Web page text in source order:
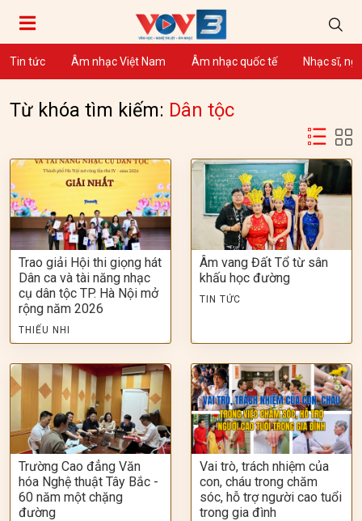
Tin tức Âm nhạc Việt Nam Âm nhạc quốc tế Nhạc sĩ,
Từ khóa tìm kiếm: Dân tộc
Trao giải Hội thi giọng hát
Dân ca và tài năng nhạc
cụ dân tộc TP. Hà Nội mở
rộng năm 2026
THIẾU NHI
Âm vang Đất Tổ từ sân
khấu học đường
TIN TỨC
Trường Cao đẳng Văn
hóa Nghệ thuật Tây Bắc -
60 năm một chặng
đường
Vai trò, trách nhiệm của
con, cháu trong chăm
sóc, hỗ trợ người cao tuổi
trong gia đình